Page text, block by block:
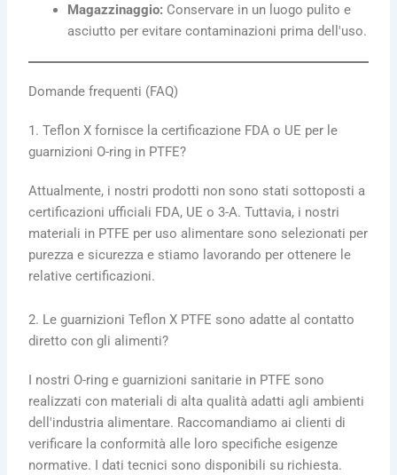
Magazzinaggio: Conservare in un luogo pulito e
asciutto per evitare contaminazioni prima dell'uso.
Domande frequenti (FAQ)
1. Teflon X fornisce la certificazione FDA o UE per le
guarnizioni O-ring in PTFE?
Attualmente, i nostri prodotti non sono stati sottoposti a
certificazioni ufficiali FDA, UE o 3-A. Tuttavia, i nostri
materiali in PTFE per uso alimentare sono selezionati per
purezza e sicurezza e stiamo lavorando per ottenere le
relative certificazioni.
2. Le guarnizioni Teflon X PTFE sono adatte al contatto
diretto con gli alimenti?
I nostri O-ring e guarnizioni sanitarie in PTFE sono
realizzati con materiali di alta qualità adatti agli ambienti
dell'industria alimentare. Raccomandiamo ai clienti di
verificare la conformità alle loro specifiche esigenze
normative. I dati tecnici sono disponibili su richiesta.